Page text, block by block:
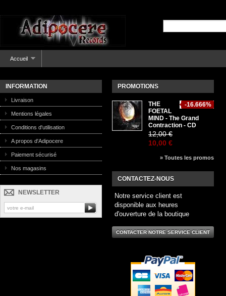
Accueil
INFORMATION
Livraison
Mentions légales
Conditions d'utilisation
A propos d'Adipocere
Paiement sécurisé
Nos magasins
NEWSLETTER
PROMOTIONS
-16.666%
THE
FOETAL
MIND - The Grand
Contraction - CD
12,00 €
10,00 €
» Toutes les promos
CONTACTEZ-NOUS
Notre service client est
disponible aux heures
d'ouverture de la boutique
CONTACTER NOTRE SERVICE CLIENT